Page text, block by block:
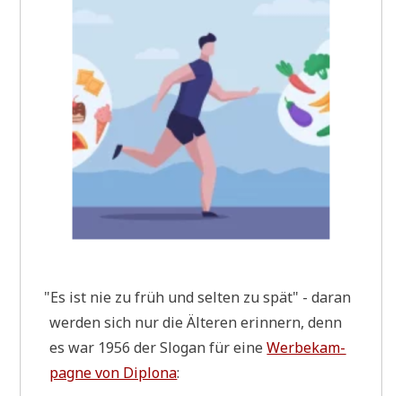
"Es ist nie zu früh und sel­ten zu spät" - dar­an
wer­den sich nur die Älte­ren erin­nern, denn
es war 1956 der Slo­gan für eineWer­be­kam­
pa­gne von Diplo­na: